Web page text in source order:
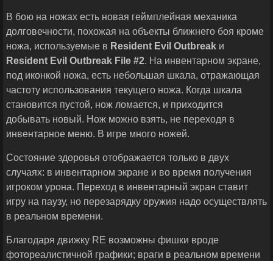
В бою на ножах есть новая геймплейная механика
долговечности, похожая на объекты ближнего боя кроме
ножа, используемые в Resident Evil Outbreak и
Resident Evil Outbreak File #2. На инвентарном экране,
под иконкой ножа, есть небольшая шкала, отражающая
частоту использования текущего ножа. Когда шкала
становится пустой, нож ломается, и приходится
добывать новый. Нож можно взять, не переходя в
инвентарное меню. В игре много ножей.
Состояние здоровья отображается только в двух
случаях: в инвентарном экране и во время получения
игроком урона. Переход в инвентарный экран ставит
игру на паузу, но перезарядку оружия надо осуществлять
в реальном времени.
Благодаря движку RE возможны фишки вроде
фотореалистичной графики; враги в реальном времени